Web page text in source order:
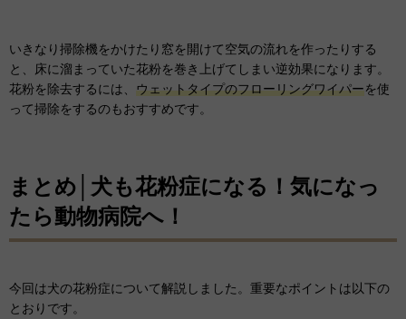
いきなり掃除機をかけたり窓を開けて空気の流れを作ったりする
と、床に溜まっていた花粉を巻き上げてしまい逆効果になります。
花粉を除去するには、 ウェットタイプのフローリングワイパーを使
って掃除をするのもおすすめです。
まとめ│犬も花粉症になる！気になっ
たら動物病院へ！
今回は犬の花粉症について解説しました。重要なポイントは以下の
とおりです。